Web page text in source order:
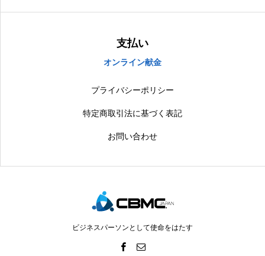
支払い
オンライン献金
プライバシーポリシー
特定商取引法に基づく表記
お問い合わせ
ビジネスパーソンとして使命をはたす